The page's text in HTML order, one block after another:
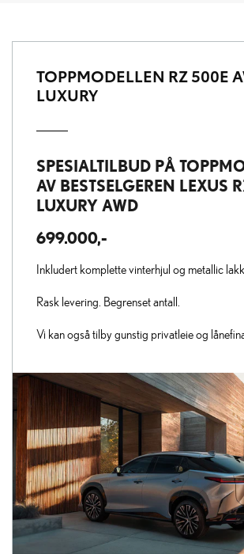
TOPPMODELLEN RZ 500E
LUXURY
SPESIALTILBUD PÅ
AV BESTSELGEREN LEXUS
LUXURY AWD
699.000,-
Inkludert komplette vinterhjul og metallic
Rask levering. Begrenset antall.
Vi kan også tilby gunstig privatleie og